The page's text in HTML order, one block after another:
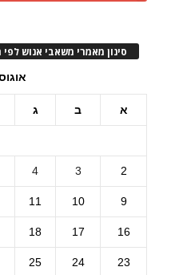
סינון מאמרי משאבי אנוש
אוגוסט
א ב ג
2
3
4
9
10
11
16
17
18
23
24
25